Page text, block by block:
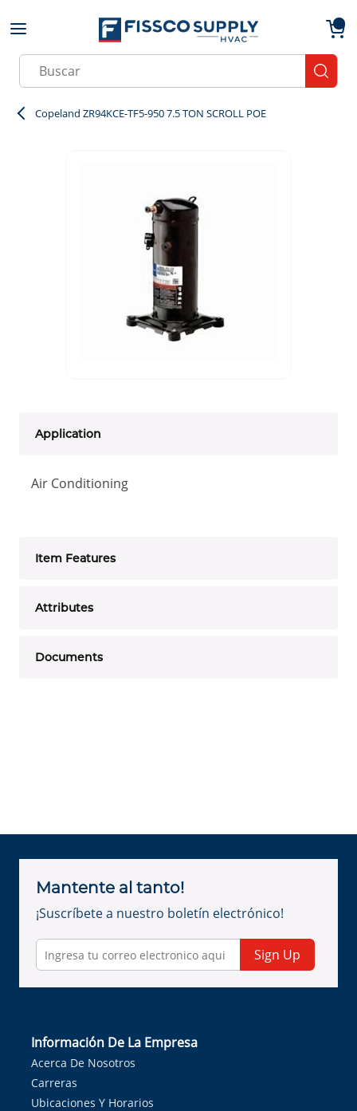
Skip to main content
Site Search
Copeland ZR94KCE-TF5-950 7.5 TON SCROLL POE
Application
Air Conditioning
Item Features
Attributes
Documents
Mantente al tanto!
¡Suscríbete a nuestro boletín electrónico!
Sign Up
Información De La Empresa
Acerca De Nosotros
Carreras
Ubicaciones Y Horarios